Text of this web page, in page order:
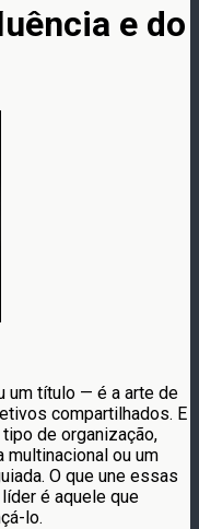
e do
um título — é a arte de
compartilhados. E
de organização,
multinacional ou um
O que une essas
é aquele que
lo.